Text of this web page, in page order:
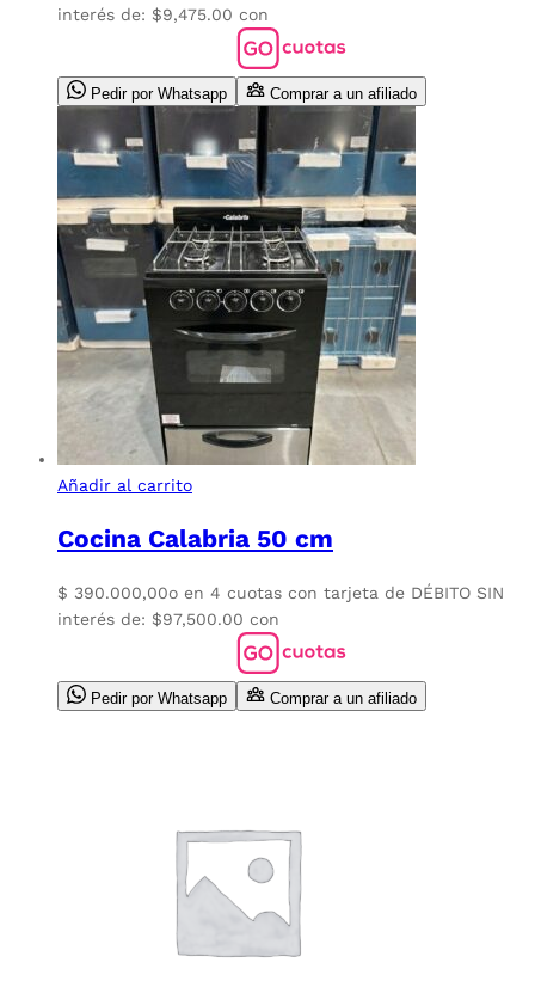
interés de: $9,475.00 con
Pedir por Whatsapp Comprar a un afiliado
Añadir al carrito
Cocina Calabria 50 cm
$ 390.000,00o en 4 cuotas con tarjeta de DÉBITO SIN
interés de: $97,500.00 con
Pedir por Whatsapp Comprar a un afiliado